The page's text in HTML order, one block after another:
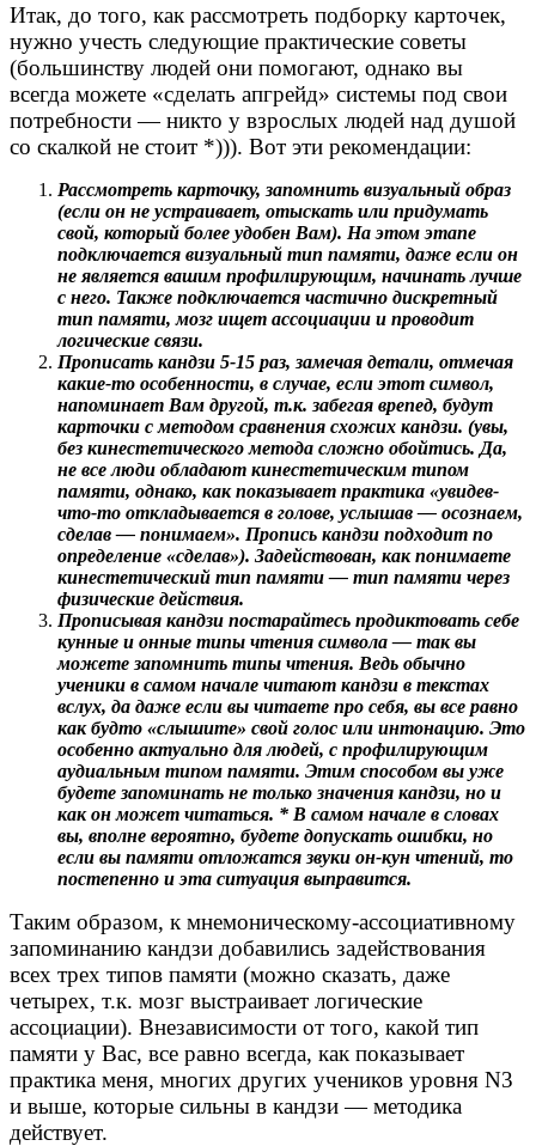
Итак, до того, как рассмотреть подборку карточек,
нужно учесть следующие практические советы
(большинству людей они помогают, однако вы
всегда можете «сделать апгрейд» системы под свои
потребности — никто у взрослых людей над душой
со скалкой не стоит *))). Вот эти рекомендации:
Рассмотреть карточку, запомнить визуальный образ
(если он не устраивает, отыскать или придумать
свой, который более удобен Вам). На этом этапе
подключается визуальный тип памяти, даже если он
не является вашим профилирующим, начинать лучше
с него. Также подключается частично дискретный
тип памяти, мозг ищет ассоциации и проводит
логические связи.
Прописать кандзи 5-15 раз, замечая детали, отмечая
какие-то особенности, в случае, если этот символ,
напоминает Вам другой, т.к. забегая врепед, будут
карточки с методом сравнения схожих кандзи. (увы,
без кинестетического метода сложно обойтись. Да,
не все люди обладают кинестетическим типом
памяти, однако, как показывает практика «увидев-
что-то откладывается в голове, услышав — осознаем,
сделав — понимаем». Пропись кандзи подходит по
определение «сделав»). Задействован, как понимаете
кинестетический тип памяти — тип памяти через
физические действия.
Прописывая кандзи постарайтесь продиктовать себе
кунные и онные типы чтения символа — так вы
можете запомнить типы чтения. Ведь обычно
ученики в самом начале читают кандзи в текстах
вслух, да даже если вы читаете про себя, вы все равно
как будто «слышите» свой голос или интонацию. Это
особенно актуально для людей, с профилирующим
аудиальным типом памяти. Этим способом вы уже
будете запоминать не только значения кандзи, но и
как он может читаться. * В самом начале в словах
вы, вполне вероятно, будете допускать ошибки, но
если вы памяти отложатся звуки он-кун чтений, то
постепенно и эта ситуация выправится.
Таким образом, к мнемоническому-ассоциативному
запоминанию кандзи добавились задействования
всех трех типов памяти (можно сказать, даже
четырех, т.к. мозг выстраивает логические
ассоциации). Внезависимости от того, какой тип
памяти у Вас, все равно всегда, как показывает
практика меня, многих других учеников уровня N3
и выше, которые сильны в кандзи — методика
действует.